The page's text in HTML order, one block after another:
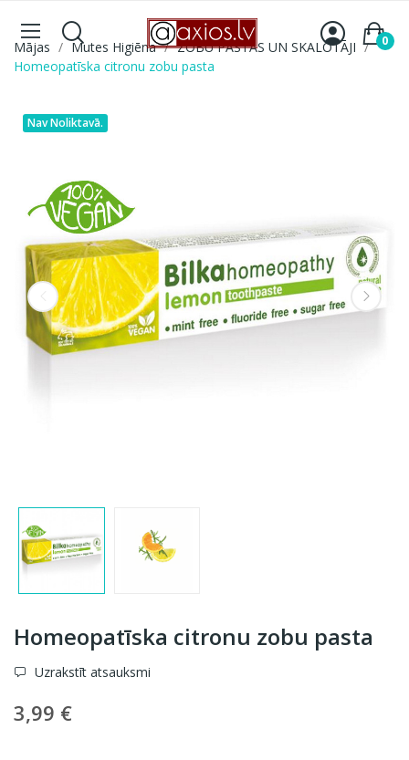
0
Mājas Mutes Higiēna
ZOBU PASTAS UN SKALOTĀJI
Homeopatīska citronu zobu pasta
Nav Noliktavā.
Homeopatīska citronu zobu pasta
Uzrakstīt atsauksmi
3,99 €